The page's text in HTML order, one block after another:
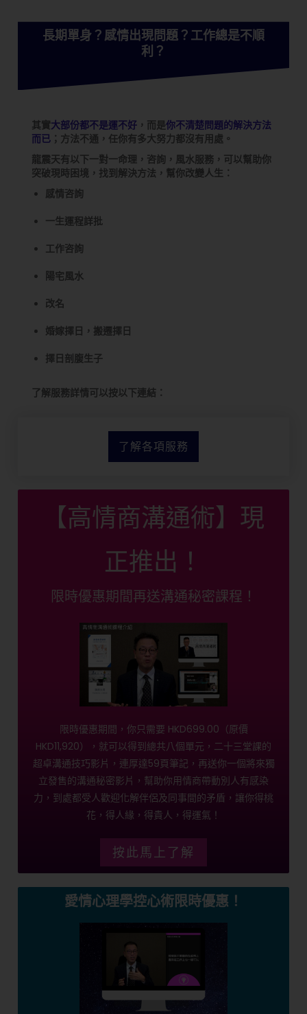
長期單身？感情出現問題？工作總是不順
利？
其實大部份都不是運不好 ，而是你不清楚問題的解決方法
而已 ；方法不通，任你有多大努力都沒有用處。
龍震天有以下一對一命理，咨詢，風水服務，可以幫助你
突破現時困境，找到解決方法，幫你改變人生：
感情咨詢
一生運程詳批
工作咨詢
陽宅風水
改名
婚嫁擇日，搬遷擇日
擇日剖腹生子
了解服務詳情可以按以下連結：
了解各項服務
【高情商溝通術】現
正推出！
限時優惠期間再送溝通秘密課程！
限時優惠期間，你只需要 HKD699.00（原價
HKD11,920），就可以得到總共八個單元，二十三堂課的
超卓溝通技巧影片，連厚達59頁筆記，再送你一個將來獨
立發售的溝通秘密影片，幫助你用情商帶動別人有感染
力，到處都受人歡迎化解伴侶及同事間的矛盾，讓你得桃
花，得人緣，得貴人，得運氣！
按此馬上了解
愛情心理學控心術限時優惠！